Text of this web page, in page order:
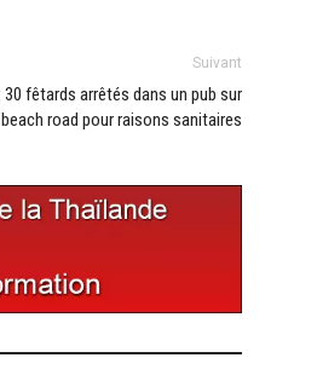
Suivant
: 30 fêtards arrêtés dans un pub sur
road pour raisons sanitaires